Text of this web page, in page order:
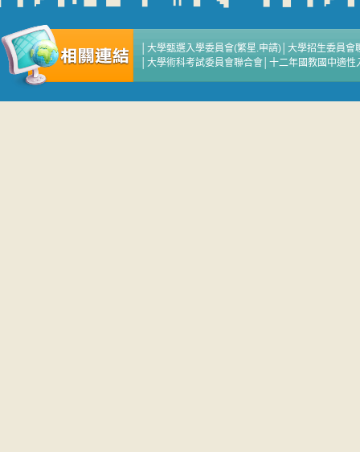
大學甄選入學委員會(繁星.申請) 大學招生委員會
大學術科考試委員會聯合會 十二年國教國中適性